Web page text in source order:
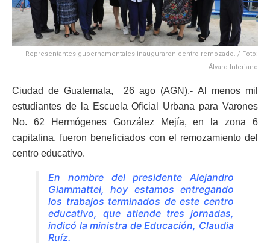
Representantes gubernamentales inauguraron centro remozado. / Foto:
Álvaro Interiano
Ciudad de Guatemala, 26 ago (AGN).- Al menos mil
estudiantes de la Escuela Oficial Urbana para Varones
No. 62 Hermógenes González Mejía, en la zona 6
capitalina, fueron beneficiados con el remozamiento del
centro educativo.
En nombre del presidente Alejandro
Giammattei, hoy estamos entregando
los trabajos terminados de este centro
educativo, que atiende tres jornadas,
indicó la ministra de Educación, Claudia
Ruíz.